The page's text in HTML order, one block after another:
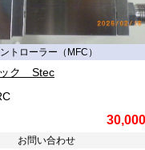
トローラー（MFC）
ク Stec
お問い合わせ